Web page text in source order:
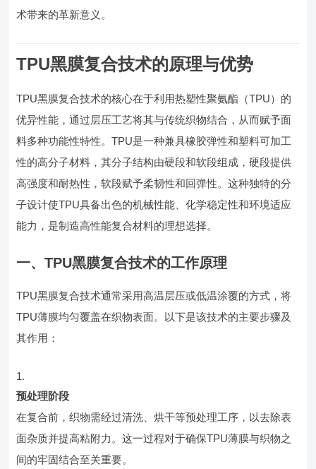
术带来的革新意义。
TPU黑膜复合技术的原理与优势
TPU黑膜复合技术的核心在于利用热塑性聚氨酯（TPU）的
优异性能，通过层压工艺将其与传统织物结合，从而赋予面
料多种功能性特性。TPU是一种兼具橡胶弹性和塑料可加工
性的高分子材料，其分子结构由硬段和软段组成，硬段提供
高强度和耐热性，软段赋予柔韧性和回弹性。这种独特的分
子设计使TPU具备出色的机械性能、化学稳定性和环境适应
能力，是制造高性能复合材料的理想选择。
一、TPU黑膜复合技术的工作原理
TPU黑膜复合技术通常采用高温层压或低温涂覆的方式，将
TPU薄膜均匀覆盖在织物表面。以下是该技术的主要步骤及
其作用：
预处理阶段
在复合前，织物需经过清洗、烘干等预处理工序，以去除表
面杂质并提高粘附力。这一过程对于确保TPU薄膜与织物之
间的牢固结合至关重要。